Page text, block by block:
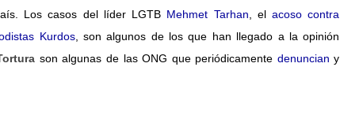
Los casos del líder LGTB Mehmet Tarhan, el acoso contra
Kurdos, son algunos de los que han llegado a la opinión
son algunas de las ONG que periódicamente denuncian y